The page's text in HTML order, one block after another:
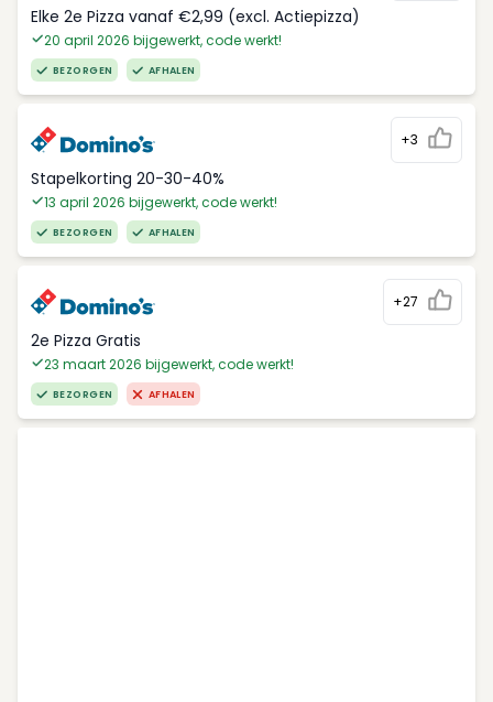
Elke 2e Pizza vanaf €2,99 (excl. Actiepizza)
20 april 2026 bijgewerkt, code werkt!
BEZORGEN AFHALEN
+3
Stapelkorting 20-30-40%
13 april 2026 bijgewerkt, code werkt!
BEZORGEN AFHALEN
+27
2e Pizza Gratis
23 maart 2026 bijgewerkt, code werkt!
BEZORGEN AFHALEN